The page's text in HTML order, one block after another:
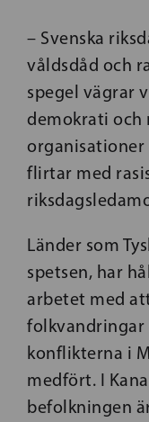
– Svenska
våldsdåd och
spegel vägrar
demokrati
flirtar med
Länder som
spetsen, har
arbetet med
folkvandringar
konflikterna i
medfört. I
befolkningen